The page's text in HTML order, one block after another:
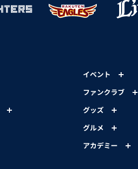
イベント
ファンクラブ
グッズ
グルメ
アカデミー